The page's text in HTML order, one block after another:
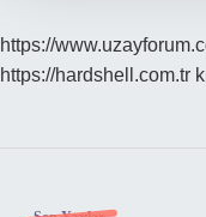
https://
https://hardshell.com.tr